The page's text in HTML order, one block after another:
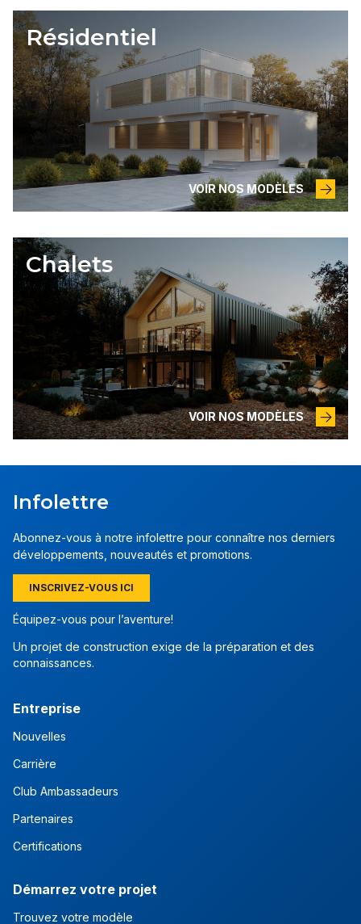
Résidentiel
VOIR NOS MODÈLES
Chalets
VOIR NOS MODÈLES
Infolettre
Abonnez-vous à notre infolettre pour connaître nos derniers
développements, nouveautés et promotions.
INSCRIVEZ-VOUS ICI
Équipez-vous pour l’aventure!
Un projet de construction exige de la préparation et des
connaissances.
Entreprise
Nouvelles
Carrière
Club Ambassadeurs
Partenaires
Certifications
Démarrez votre projet
Trouvez votre modèle